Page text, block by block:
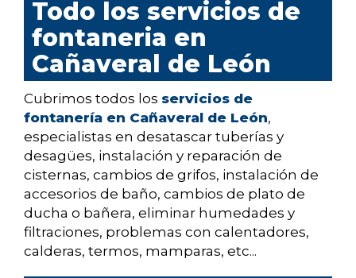
Todo los servicios de
fontaneria en
Cañaveral de León
Cubrimos todos los servicios de
fontanería en Cañaveral de León,
especialistas en desatascar tuberías y
desagües, instalación y reparación de
cisternas, cambios de grifos, instalación de
accesorios de baño, cambios de plato de
ducha o bañera, eliminar humedades y
filtraciones, problemas con calentadores,
calderas, termos, mamparas, etc...